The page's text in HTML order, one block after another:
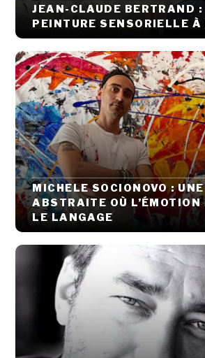
JEAN-CLAUDE BERTRAND :
PEINTURE SENSORIELLE À
MICHELE SOCIONOVO :
ABSTRAITE OÙ L’ÉMOTION
LE LANGAGE